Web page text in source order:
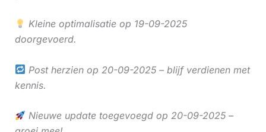
Kleine optimalisatie op 19-09-2025
doorgevoerd.
Post herzien op 20-09-2025 – blijf verdienen met
kennis.
Nieuwe update toegevoegd op 20-09-2025 –